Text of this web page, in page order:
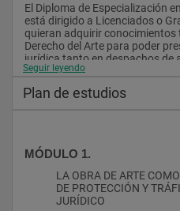
El Diploma de Especialización
está dirigido a Licenciados o
quieran adquirir
Derecho del Arte para poder
jurídica tanto en despachos de
mercado del arte.
Salidas profesionales
abogados especializados o
Además, los titulados podrán
asesoramiento jurídico a los
(coleccionistas, galeristas,
Seguir leyendo
Plan de estudios
MÓDULO 1.
LA OBRA DE ARTE
DE PROTECCIÓN Y
JURÍDICO